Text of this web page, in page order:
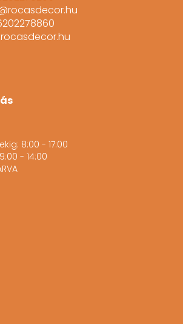
8:00 - 17:00
- 14:00